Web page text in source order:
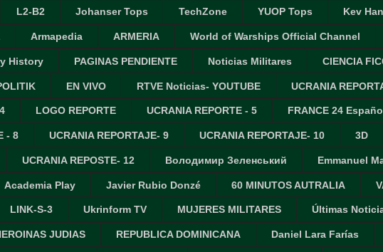
L2-B2 Johanser Tops TechZone YUOP Tops Kev
Armapedia ARMERIA World of Warships Official Channel
History PAGINAS PENDIENTE Noticias Militares CIENCIA
EN VIVO RTVE Noticias- YOUTUBE UCRANIA
LOGO REPORTE UCRANIA REPORTE - 5 FRANCE 24
- 8 UCRANIA REPORTAJE- 9 UCRANIA REPORTAJE- 10 3D
UCRANIA REPOSTE- 12 Володимир Зеленський Emmanuel
Academia Play Javier Rubio Donzé 60 MINUTOS AUTRALIA
LINK-S-3 Ukrinform TV MUJERES MILITARES Últimas
JUDIAS REPUBLICA DOMINICANA Daniel Lara Farías